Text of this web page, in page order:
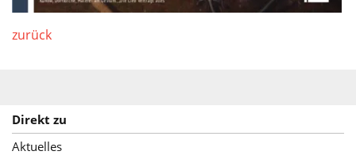
zurück
Direkt zu
Aktuelles